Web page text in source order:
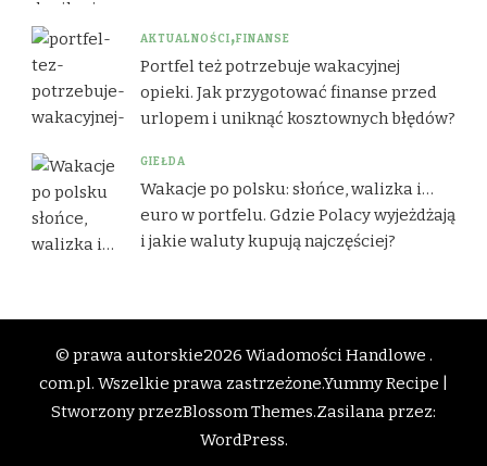
AKTUALNOŚCI FINANSE
Portfel też potrzebuje wakacyjnej
opieki. Jak przygotować finanse przed
urlopem i uniknąć kosztownych błędów?
GIEŁDA
Wakacje po polsku: słońce, walizka i…
euro w portfelu. Gdzie Polacy wyjeżdżają
i jakie waluty kupują najczęściej?
© prawa autorskie2026 Wiadomości Handlowe .
com.pl. Wszelkie prawa zastrzeżone.Yummy Recipe |
Stworzony przezBlossom Themes.Zasilana przez:
WordPress.